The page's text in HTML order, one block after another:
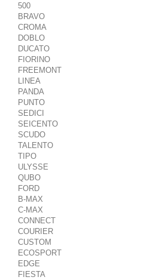
500
BRAVO
CROMA
DOBLO
DUCATO
FIORINO
FREEMONT
LINEA
PANDA
PUNTO
SEDICI
SEICENTO
SCUDO
TALENTO
TIPO
ULYSSE
QUBO
FORD
B-MAX
C-MAX
CONNECT
COURIER
CUSTOM
ECOSPORT
EDGE
FIESTA